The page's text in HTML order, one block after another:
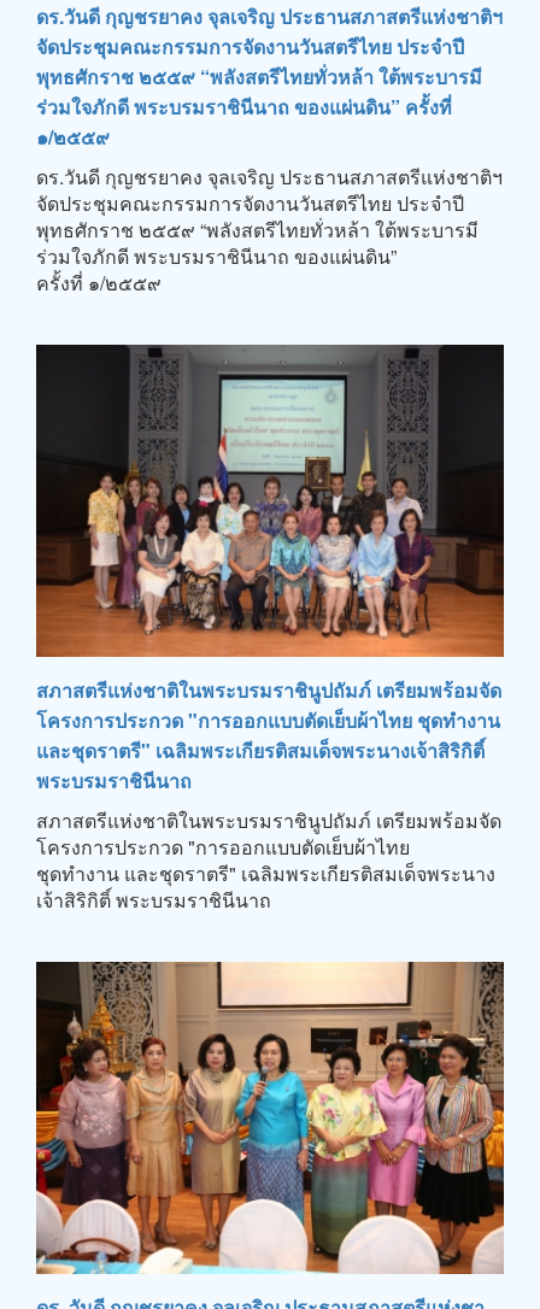
ดร.วันดี กุญชรยาคง จุลเจริญ ประธานสภาสตรีแห่งชาติฯ
จัดประชุมคณะกรรมการจัดงานวันสตรีไทย ประจำปี
พุทธศักราช ๒๕๕๙ “พลังสตรีไทยทั่วหล้า ใต้พระบารมี
ร่วมใจภักดี พระบรมราชินีนาถ ของแผ่นดิน” ครั้งที่
๑/๒๕๕๙
ดร.วันดี กุญชรยาคง จุลเจริญ ประธานสภาสตรีแห่งชาติฯ
จัดประชุมคณะกรรมการจัดงานวันสตรีไทย ประจำปี
พุทธศักราช ๒๕๕๙ “พลังสตรีไทยทั่วหล้า ใต้พระบารมี
ร่วมใจภักดี พระบรมราชินีนาถ ของแผ่นดิน”
ครั้งที่ ๑/๒๕๕๙
สภาสตรีแห่งชาติในพระบรมราชินูปถัมภ์ เตรียมพร้อมจัด
โครงการประกวด "การออกแบบตัดเย็บผ้าไทย ชุดทำงาน
และชุดราตรี" เฉลิมพระเกียรติสมเด็จพระนางเจ้าสิริกิติ์
พระบรมราชินีนาถ
สภาสตรีแห่งชาติในพระบรมราชินูปถัมภ์ เตรียมพร้อมจัด
โครงการประกวด "การออกแบบตัดเย็บผ้าไทย
ชุดทำงาน และชุดราตรี" เฉลิมพระเกียรติสมเด็จพระนาง
เจ้าสิริกิติ์ พระบรมราชินีนาถ